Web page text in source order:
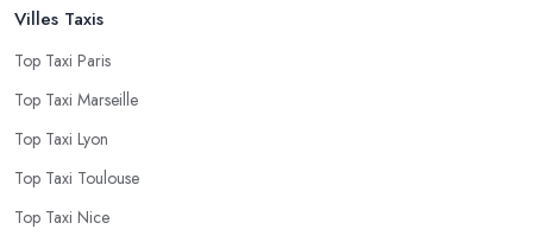
Villes Taxis
Top Taxi Paris
Top Taxi Marseille
Top Taxi Lyon
Top Taxi Toulouse
Top Taxi Nice